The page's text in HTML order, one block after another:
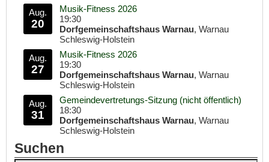
Aug.
20
Musik-Fitness 2026
19:30
Dorfgemeinschaftshaus Warnau, Warnau
Schleswig-Holstein
Aug.
27
Musik-Fitness 2026
19:30
Dorfgemeinschaftshaus Warnau, Warnau
Schleswig-Holstein
Aug.
31
Gemeindevertretungs-Sitzung (nicht öffentlich)
18:30
Dorfgemeinschaftshaus Warnau, Warnau
Schleswig-Holstein
Suchen